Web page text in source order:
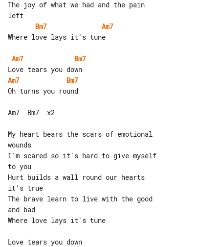
The joy of what we had and the pain
Bm7
Am7
Where love lays it's tune
Am7
Bm7
Am7
Bm7
Oh turns you round
Am7  Bm7  x2
My heart bears the scars of emotional
wounds
I'm scared so it's hard to give myself
to you
Hurt builds a wall round our hearts
it's true
The brave learn to live with the good
and bad
Where love lays it's tune
Love tears you down